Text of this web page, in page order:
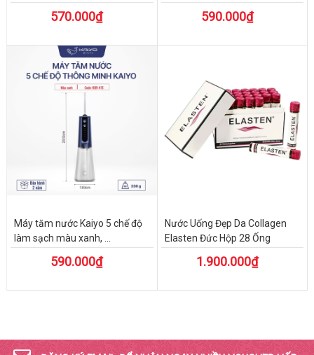
570.000₫ 590.000₫
Máy tăm nước Kaiyo 5 chế độ
làm sạch màu xanh, ...
590.000₫
Nước Uống Đẹp Da Collagen
Elasten Đức Hộp 28 Ống
1.900.000₫